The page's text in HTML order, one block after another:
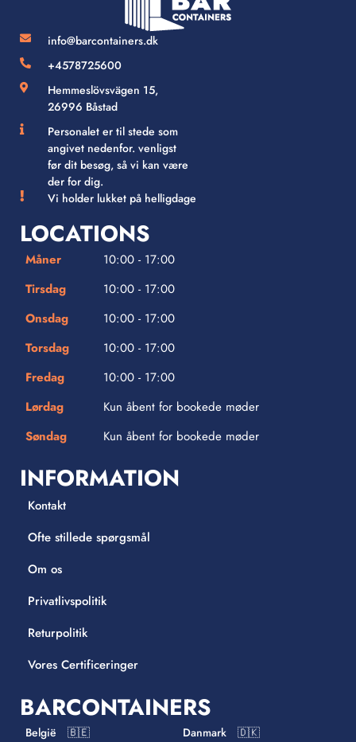
info@barcontainers.dk
+4578725600
Hemmeslövsvägen 15,
26996 Båstad
Personalet er til stede som
angivet nedenfor. venligst
før dit besøg, så vi kan være
der for dig.
Vi holder lukket på helligdage
LOCATIONS
Måner
10:00 - 17:00
Tirsdag
10:00 - 17:00
Onsdag
10:00 - 17:00
Torsdag
10:00 - 17:00
Fredag
10:00 - 17:00
Lørdag
Kun åbent for bookede møder
Søndag
Kun åbent for bookede møder
INFORMATION
Kontakt
Ofte stillede spørgsmål
Om os
Privatlivspolitik
Returpolitik
Vores Certificeringer
BARCONTAINERS
België 🇧🇪
Danmark 🇩🇰